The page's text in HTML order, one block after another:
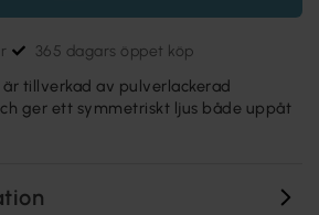
365 dagars öppet köp
tillverkad av pulverlackerad
ger ett symmetriskt ljus både uppåt